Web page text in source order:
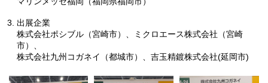
出展企業
株式会社ポシブル（宮崎市）、ミクロエース株式会社（宮崎
市）、
株式会社九州コガネイ（都城市）、吉玉精鍍株式会社(延岡市)